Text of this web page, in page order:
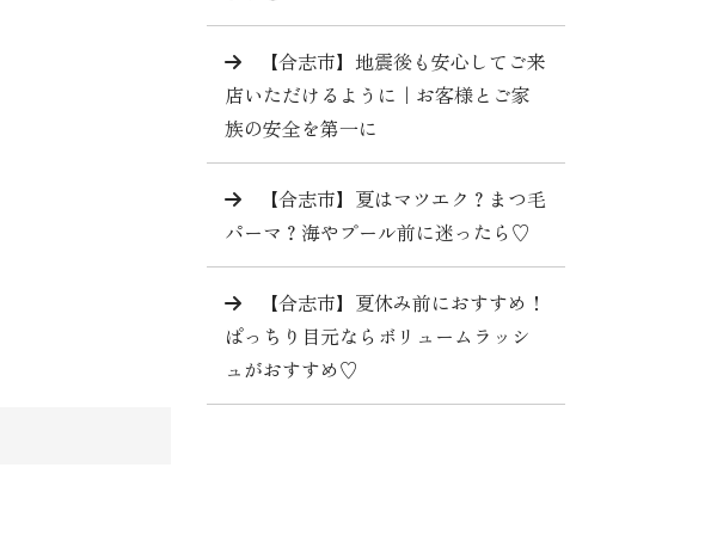
【合志市】地震後も安心してご来
店いただけるように｜お客様とご家
族の安全を第一に
【合志市】夏はマツエク？まつ毛
パーマ？海やプール前に迷ったら♡
【合志市】夏休み前におすすめ！
ぱっちり目元ならボリュームラッシ
ュがおすすめ♡